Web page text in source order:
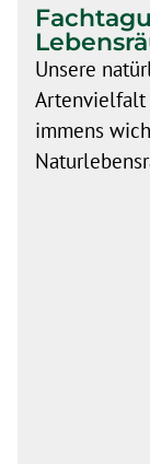
Unsere
Artenvielfalt
immens